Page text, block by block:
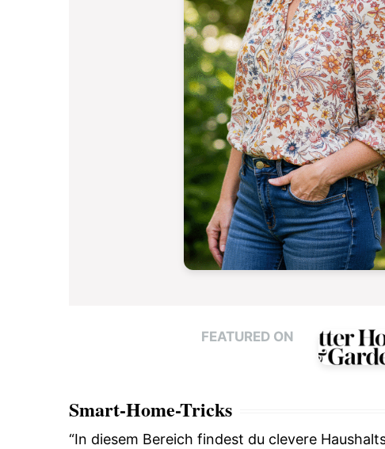
FEATURED ON
Smart-Home-Tricks
“In diesem Bereich findest du clevere